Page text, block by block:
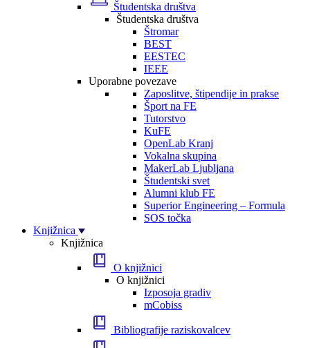
Študentska društva
Študentska društva
Štromar
BEST
EESTEC
IEEE
Uporabne povezave
Zaposlitve, štipendije in prakse
Šport na FE
Tutorstvo
KuFE
OpenLab Kranj
Vokalna skupina
MakerLab Ljubljana
Študentski svet
Alumni klub FE
Superior Engineering – Formula
SOS točka
Knjižnica
Knjižnica
O knjižnici
O knjižnici
Izposoja gradiv
mCobiss
Bibliografije raziskovalcev